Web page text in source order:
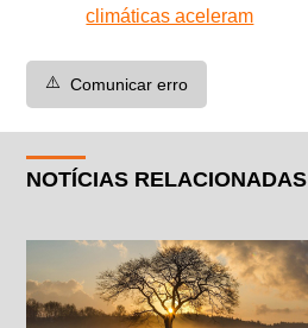
climáticas aceleram
⚠️ Comunicar erro
NOTÍCIAS RELACIONADAS